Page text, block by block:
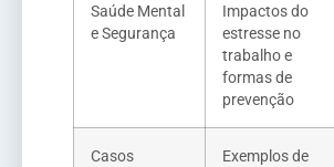
Saúde Mental
e Segurança
Impactos do
estresse no
trabalho e
formas de
prevenção
Casos
Exemplos de